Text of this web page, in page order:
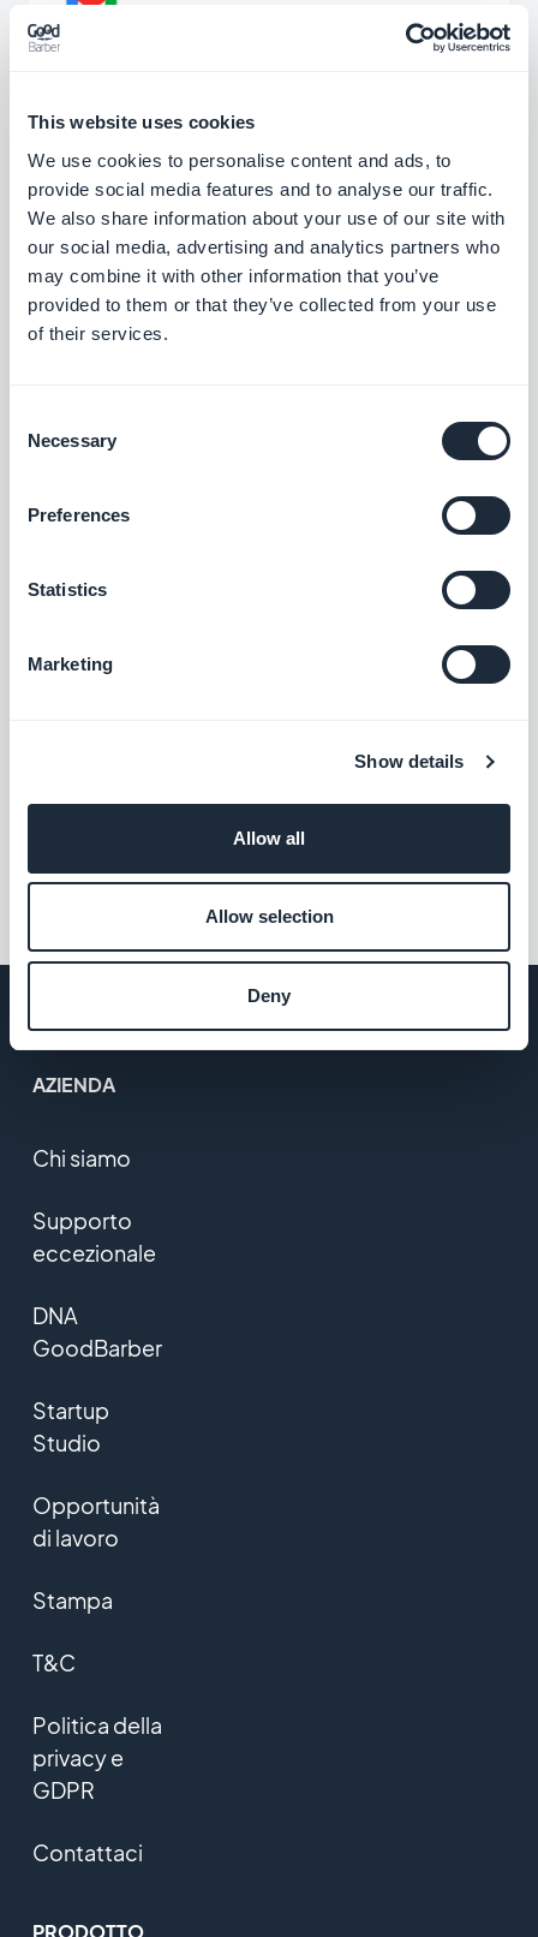
This website uses cookies
We use cookies to personalise content and ads, to
provide social media features and to analyse our traffic.
We also share information about your use of our site with
our social media, advertising and analytics partners who
may combine it with other information that you’ve
provided to them or that they’ve collected from your use
of their services.
Selection
Necessary
Preferences
Statistics
Marketing
Show details
Allow all
Allow selection
Deny
Hubspot
Ottimizza i sistemi interni e fai crescere la
tua azienda
Gratis
AZIENDA
Chi siamo
Supporto
eccezionale
DNA
GoodBarber
Startup
Studio
Opportunità
di lavoro
Stampa
T&C
Politica della
privacy e
GDPR
Contattaci
PRODOTTO